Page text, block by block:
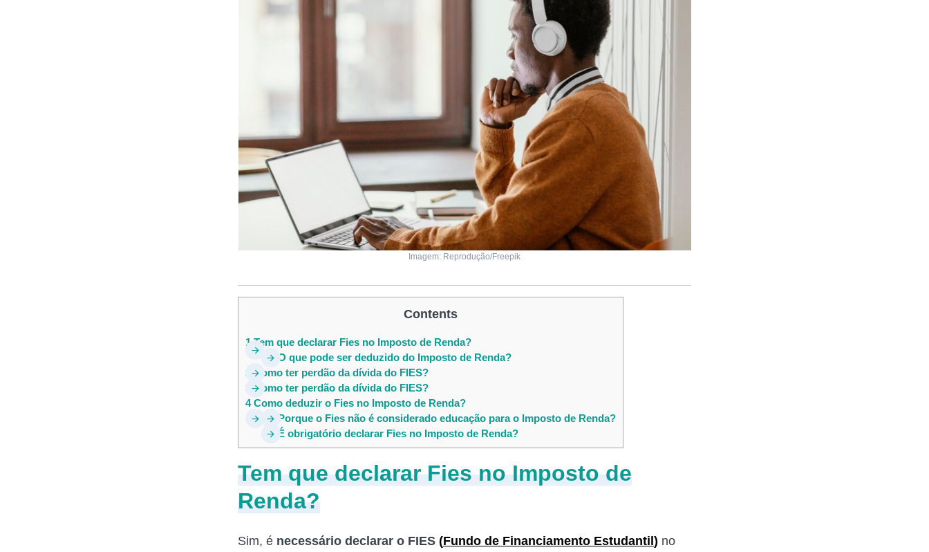
Imagem: Reprodução/Freepik
Contents
1 Tem que declarar Fies no Imposto de Renda?
1.1 O que pode ser deduzido do Imposto de Renda?
2 Como ter perdão da dívida do FIES?
3 Como ter perdão da dívida do FIES?
4Como deduzir o Fies no Imposto de Renda?
4.1 Porque o Fies não é considerado educação para o Imposto de Renda?
4.2 É obrigatório declarar Fies no Imposto de Renda?
Tem que declarar Fies no Imposto de
Renda?
Sim, é necessário declarar o FIES (Fundo de Financiamento Estudantil) no